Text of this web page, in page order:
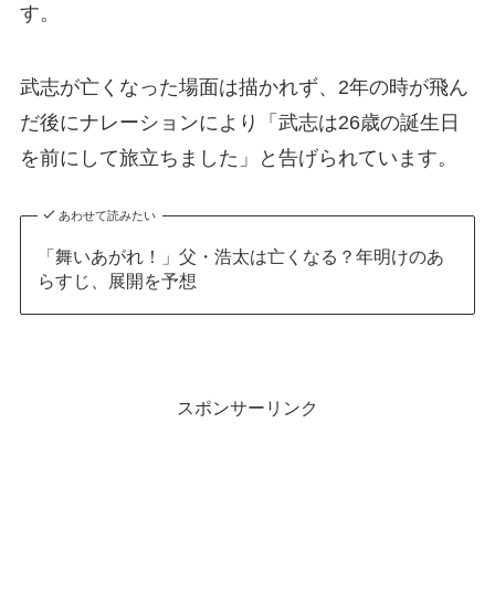
す。
武志が亡くなった場面は描かれず、2年の時が飛ん
だ後にナレーションにより「武志は26歳の誕生日
を前にして旅立ちました」と告げられています。
あわせて読みたい
「舞いあがれ！」父・浩太は亡くなる？年明けのあ
らすじ、展開を予想
スポンサーリンク